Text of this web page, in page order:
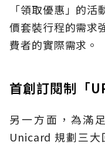
「領取優惠」的
價套裝行程的需求
費者的實際需求。
首創訂閱制「
另一方面，為滿
Unicard 規劃三大